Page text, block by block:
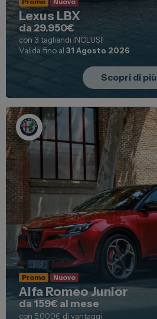
Lexus LBX
da 29.950€
con 3 tagliandi INCLUSI!
Valida fino al31 Agosto 2026
Scopri di più
Promo Nuovo
Alfa Romeo Junior
da 159€ al mese
con 5.000€ di vantaggi